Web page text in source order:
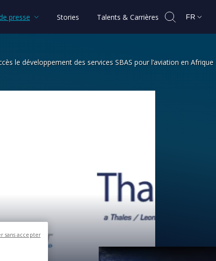
presse Stories Talents & Carrières FR
le développement des services SBAS pour l’aviation en Afrique
poursuit avec succès le
sans accepter